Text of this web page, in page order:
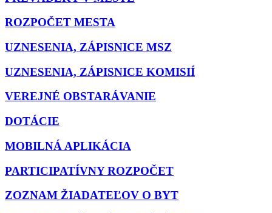
ROZPOČET MESTA
UZNESENIA, ZÁPISNICE MSZ
UZNESENIA, ZÁPISNICE KOMISIÍ
VEREJNÉ OBSTARÁVANIE
DOTÁCIE
MOBILNÁ APLIKÁCIA
PARTICIPATÍVNY ROZPOČET
ZOZNAM ŽIADATEĽOV O BYT